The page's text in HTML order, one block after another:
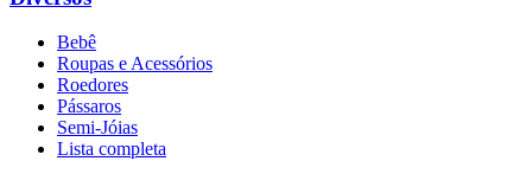
Bebê
Roupas e Acessórios
Roedores
Pássaros
Semi-Jóias
Lista completa